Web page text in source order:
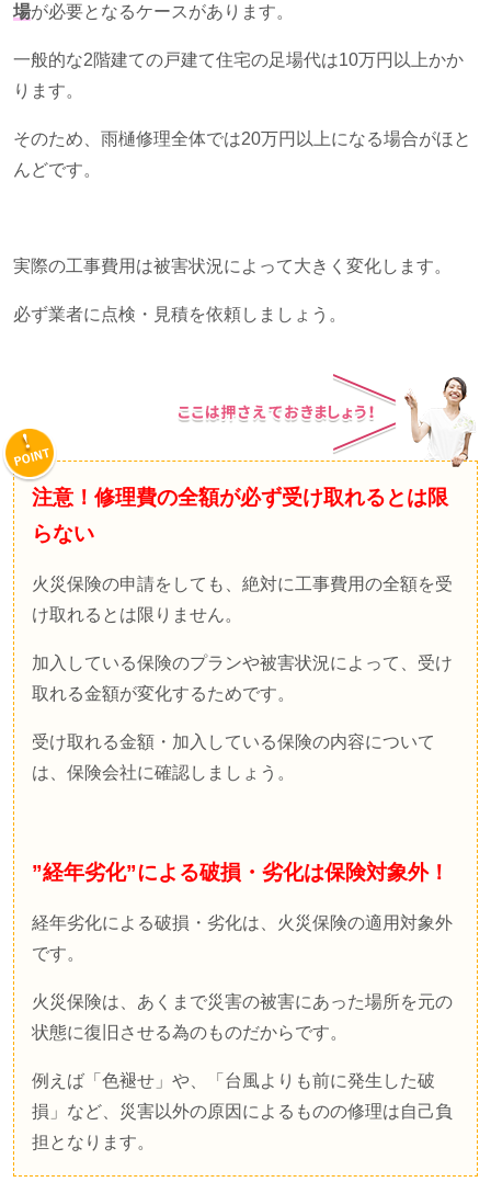
場が必要となるケースがあります。
一般的な2階建ての戸建て住宅の足場代は10万円以上かか
ります。
そのため、雨樋修理全体では20万円以上になる場合がほと
んどです。
実際の工事費用は被害状況によって大きく変化します。
必ず業者に点検・見積を依頼しましょう。
注意！修理費の全額が必ず受け取れるとは限
らない
火災保険の申請をしても、絶対に工事費用の全額を受
け取れるとは限りません。
加入している保険のプランや被害状況によって、受け
取れる金額が変化するためです。
受け取れる金額・加入している保険の内容について
は、保険会社に確認しましょう。
”経年劣化”による破損・劣化は保険対象外！
経年劣化による破損・劣化は、火災保険の適用対象外
です。
火災保険は、あくまで災害の被害にあった場所を元の
状態に復旧させる為のものだからです。
例えば「色褪せ」や、「台風よりも前に発生した破
損」など、災害以外の原因によるものの修理は自己負
担となります。